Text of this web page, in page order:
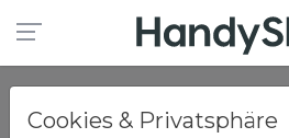
Cookies & Privatsphäre